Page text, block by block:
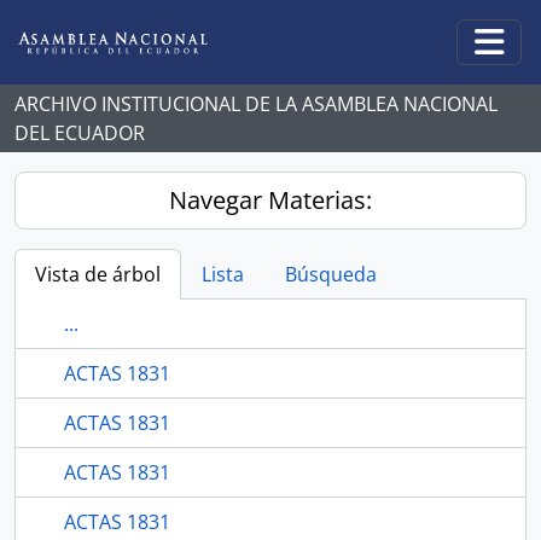
ARCHIVO INSTITUCIONAL DE LA ASAMBLEA NACIONAL
DEL ECUADOR
Navegar Materias:
Vista de árbol Lista
Búsqueda
...
ACTAS 1831
ACTAS 1831
ACTAS 1831
ACTAS 1831